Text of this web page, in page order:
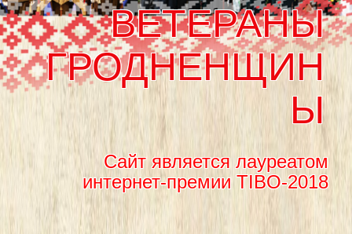
ВЕТЕРАНЫ
ГРОДНЕНЩИН
Ы
Сайт является лауреатом
интернет-премии TIBO-2018